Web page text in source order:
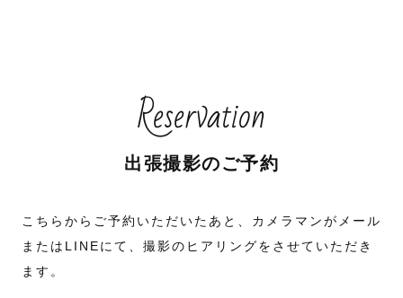
Reservation
出張撮影のご予約
こちらからご予約いただいたあと、カメラマンがメール
またはLINEにて、撮影のヒアリングをさせていただき
ます。